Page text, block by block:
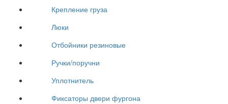
Крепление груза
Люки
Отбойники резиновые
Ручки/поручни
Уплотнитель
Фиксаторы двери фургона